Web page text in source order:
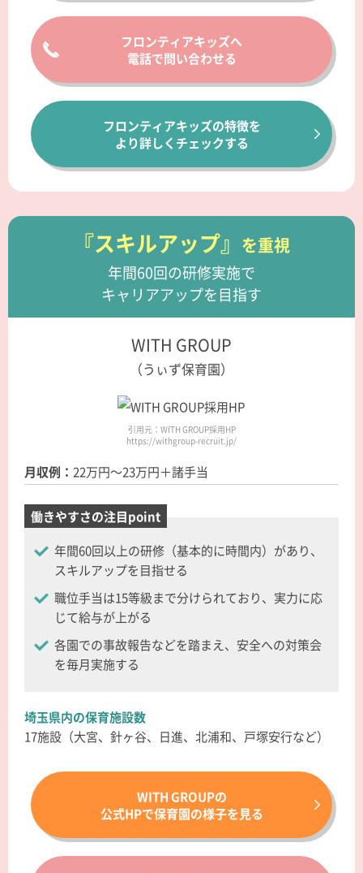
フロンティアキッズへ
電話で問い合わせる
フロンティアキッズの特徴を
より詳しくチェックする
『スキルアップ』 を重視
年間60回の研修実施で
キャリアアップを目指す
WITH GROUP
（うぃず保育園）
引用元：WITH GROUP採用HP
https://withgroup-recruit.jp/
月収例： 22万円～23万円＋諸手当
働きやすさの注目point
年間60回以上の研修（基本的に時間内）があり、
スキルアップを目指せる
職位手当は15等級まで分けられており、実力に応
じて給与が上がる
各園での事故報告などを踏まえ、安全への対策会
を毎月実施する
埼玉県内の保育施設数
17施設（大宮、針ヶ谷、日進、北浦和、戸塚安行など）
WITH GROUPの
公式HPで保育園の様子を見る